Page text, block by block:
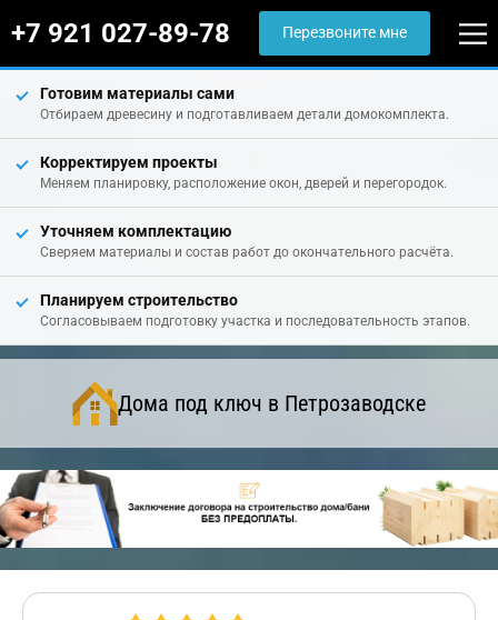
+7 921 027-89-78 Перезвоните мне
Готовим материалы сами
Отбираем древесину и подготавливаем детали домокомплекта.
Корректируем проекты
Меняем планировку, расположение окон, дверей и перегородок.
Уточняем комплектацию
Сверяем материалы и состав работ до окончательного расчёта.
Планируем строительство
Согласовываем подготовку участка и последовательность этапов.
Дома под ключ в Петрозаводске